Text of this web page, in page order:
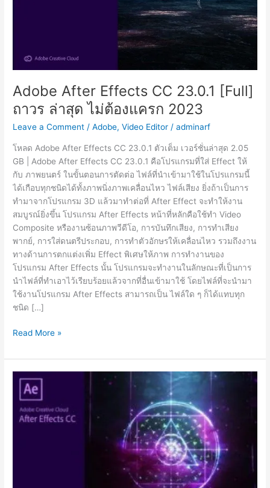
Adobe After Effects CC 23.0.1 [Full]
ถาวร ล่าสุด ไม่ต้องแครก 2023
Leave a Comment /Adobe,Video Editor /adminarf
โหลด Adobe After Effects CC 23.0.1 ตัวเต็ม เวอร์ชั่นล่าสุด 2.05
GB | Adobe After Effects CC 23.0.1 คือโปรแกรมที่ใส่ Effect ให้
กับ ภาพยนตร์ ในขั้นตอนการตัดต่อ ไฟล์ที่นำเข้ามาใช้ในโปรแกรมนี้
ได้เกือบทุกชนิดได้ทั้งภาพนิ่งภาพเคลื่อนไหว ไฟล์เสียง ยิ่งถ้าเป็นการ
ทำมาจากโปรแกรม 3D แล้วมาทำต่อที่ After Effect จะทำให้งาน
สมบูรณ์ยิ่งขึ้น โปรแกรม After Effects หน้าที่หลักคือใช้ทำ Video
Composite หรืองานซ้อนภาพวีดีโอ, การบันทึกเสียง, การทำเสียง
พากย์, การใส่ดนตรีประกอบ, การทำตัวอักษรให้เคลื่อนไหว รวมถึงงาน
ทางด้านการตกแต่งเพิ่ม Effect พิเศษให้ภาพ การทำงานของ
โปรแกรม After Effects นั้น โปรแกรมจะทำงานในลักษณะที่เป็นการ
นำไฟล์ที่ทำเอาไว้เรียบร้อยแล้วจากที่อื่นเข้ามาใช้ โดยไฟล์ที่จะนำมา
ใช้งานโปรแกรม After Effects สามารถเป็น ไฟล์ใด ๆ ก็ได้แทบทุก
ชนิด […]
Adobe
Effects
CC
23.0.1
[Full]
ถาวร
ล่าสุด
Read More »